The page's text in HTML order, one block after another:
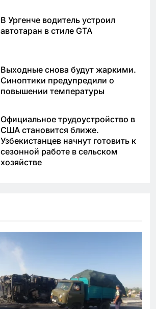
В Ургенче водитель устроил
автотаран в стиле GTA
Выходные снова будут жаркими.
Синоптики предупредили о
повышении температуры
Официальное трудоустройство в
США становится ближе.
Узбекистанцев начнут готовить к
сезонной работе в сельском
хозяйстве